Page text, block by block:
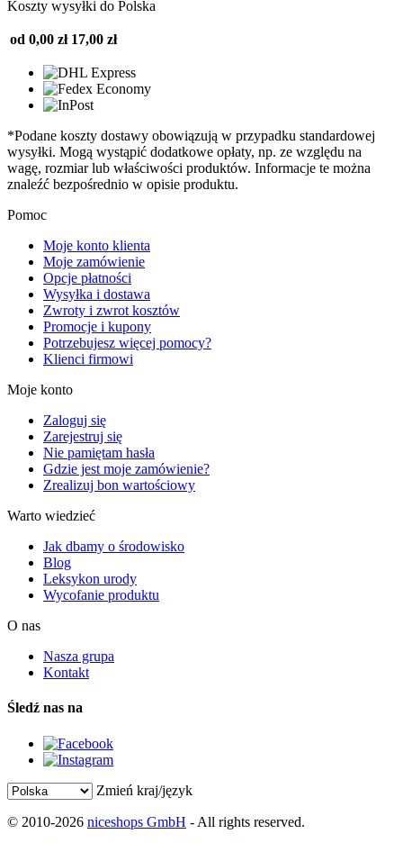
Koszty wysyłki do Polska
od 0,00 zł 17,00 zł
*Podane koszty dostawy obowiązują w przypadku standardowej
wysyłki. Mogą wystąpić dodatkowe opłaty, np. ze względu na
wagę, rozmiar lub właściwości produktów. Informacje te można
znaleźć bezpośrednio w opisie produktu.
Pomoc
Moje konto klienta
Moje zamówienie
Opcje płatności
Wysyłka i dostawa
Zwroty i zwrot kosztów
Promocje i kupony
Potrzebujesz więcej pomocy?
Klienci firmowi
Moje konto
Zaloguj się
Zarejestruj się
Nie pamiętam hasła
Gdzie jest moje zamówienie?
Zrealizuj bon wartościowy
Warto wiedzieć
Jak dbamy o środowisko
Blog
Leksykon urody
Wycofanie produktu
O nas
Nasza grupa
Kontakt
Śledź nas na
Zmień kraj/język
© 2010-2026 niceshops GmbH - All rights reserved.